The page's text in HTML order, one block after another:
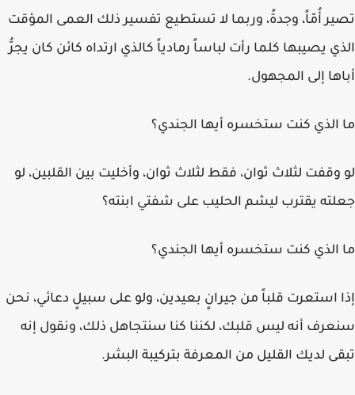
تصير أُمّاً، وجدةً، وربما لا تستطيع تفسير ذلك العمى المؤقت
الذي يصيبها كلما رأت لباساً رمادياً كالذي ارتداه كائن كان يجرُّ
أباها إلى المجهول.
ما الذي كنت ستخسره أيها الجندي؟
لو وقفت لثلاث ثوان، فقط لثلاث ثوان، وأخليت بين القلبين، لو
جعلته يقترب ليشم الحليب على شفتي ابنته؟
ما الذي كنت ستخسره أيها الجندي؟
إذا استعرت قلباً من جيرانٍ بعيدين، ولو على سبيلٍ دعائي، نحن
سنعرف أنه ليس قلبك، لكننا كنا سنتجاهل ذلك، ونقول إنه
تبقى لديك القليل من المعرفة بتركيبة البشر.